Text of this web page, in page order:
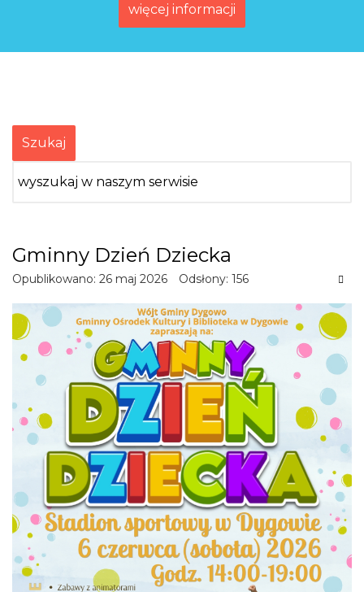
więcej informacji
Szukaj
Gminny Dzień Dziecka
Opublikowano: 26 maj 2026 Odsłony: 156